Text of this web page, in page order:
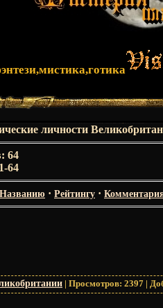
личности
: 64
64
Названию · Рейтингу ·
| Просмотров: 2397 |